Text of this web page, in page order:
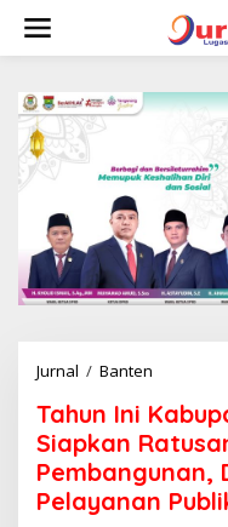
w
Jurnal / Banten
h
u
n
I
n
Tahun Ini
Siapkan
Pembangunan,
Pelayanan